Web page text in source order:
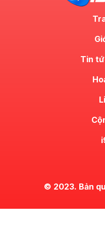
Tin
© 2023. Bản